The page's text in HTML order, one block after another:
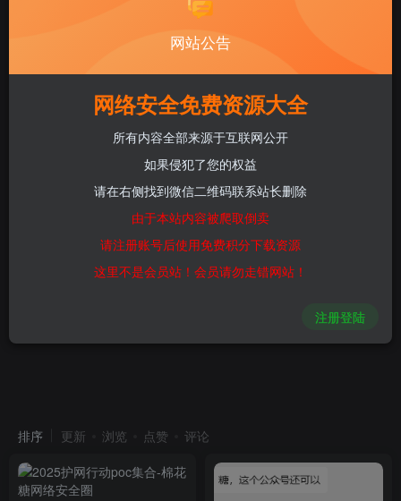
排序 更新 浏览 点赞 评论
网站公告
网络安全免费资源大全
所有内容全部来源于互联网公开
如果侵犯了您的权益
请在右侧找到微信二维码联系站长删除
由于本站内容被爬取倒卖
请注册账号后使用免费积分下载资源
这里不是会员站！会员请勿走错网站！
注册登陆